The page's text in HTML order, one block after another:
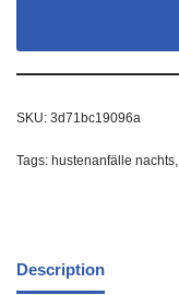
SKU: 3d71bc19096a
Tags: hustenanfälle nachts,
Description